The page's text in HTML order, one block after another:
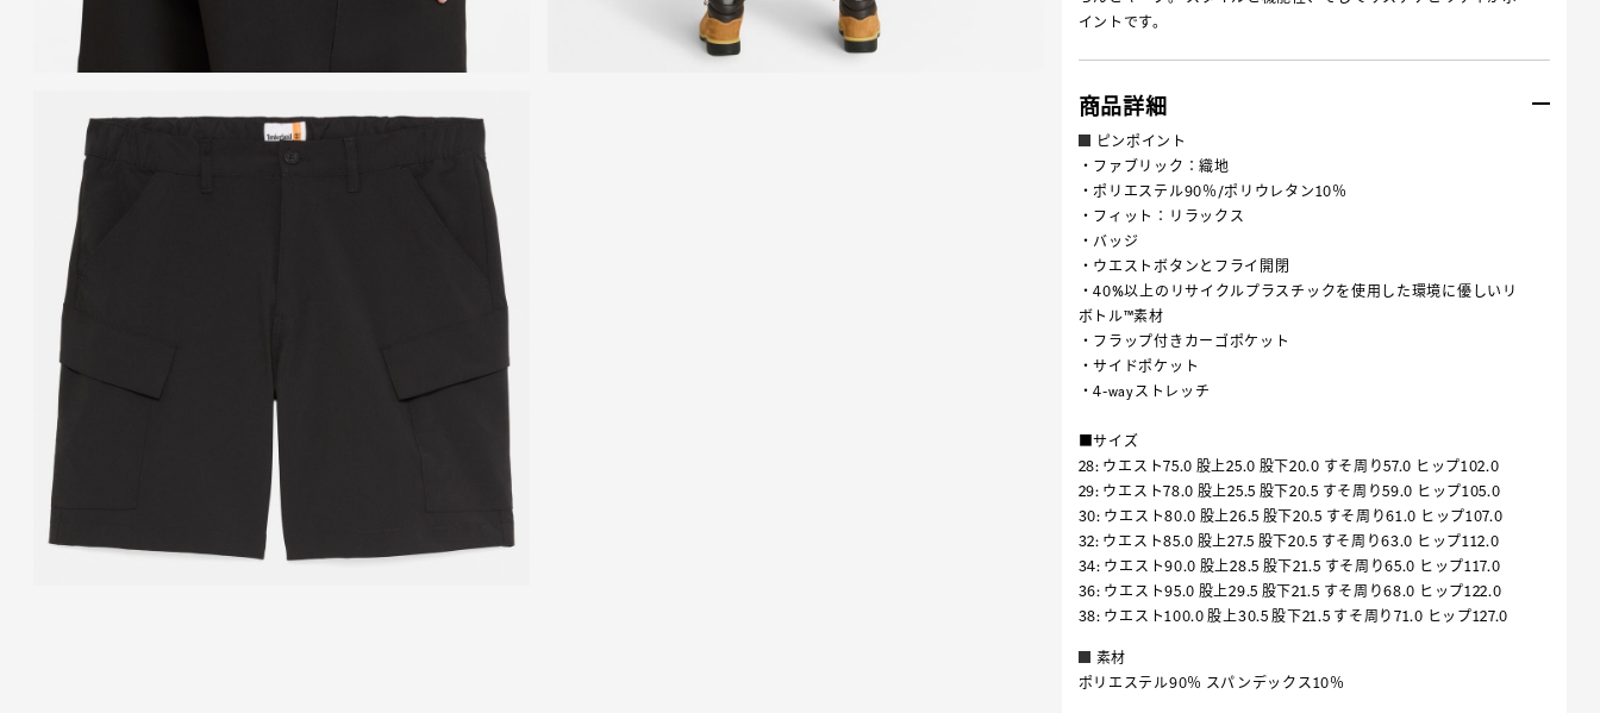
イントです。
商品詳細
ピンポイント
・ファブリック：織地
・ポリエステル90％/ポリウレタン10％
・フィット：リラックス
・バッジ
・ウエストボタンとフライ開閉
・40%以上のリサイクルプラスチックを使用した環境に優しいリ
ボトル™素材
・フラップ付きカーゴポケット
・サイドポケット
・4-wayストレッチ
■サイズ
28: ウエスト75.0 股上25.0 股下20.0 すそ周り57.0 ヒップ102.0
29: ウエスト78.0 股上25.5 股下20.5 すそ周り59.0 ヒップ105.0
30: ウエスト80.0 股上26.5 股下20.5 すそ周り61.0 ヒップ107.0
32: ウエスト85.0 股上27.5 股下20.5 すそ周り63.0 ヒップ112.0
34: ウエスト90.0 股上28.5 股下21.5 すそ周り65.0 ヒップ117.0
36: ウエスト95.0 股上29.5 股下21.5 すそ周り68.0 ヒップ122.0
38: ウエスト100.0 股上30.5 股下21.5 すそ周り71.0 ヒップ127.0
素材
ポリエステル90％ スパンデックス10％